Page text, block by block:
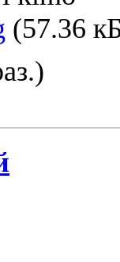
(57.36